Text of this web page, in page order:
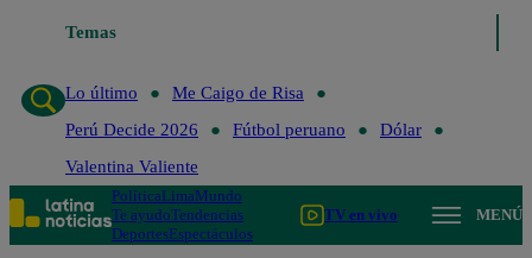
Temas
de Risa Perú Decide 2026
Lo último
Me Caigo de Risa
Perú Decide 2026
Fútbol peruano
Dólar
Valentina Valiente
PolíticaLimaMundo
Te ayudoTendencias
DeportesEspectáculos
TV en vivo MENÚ